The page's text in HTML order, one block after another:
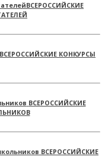
ВСЕРОССИЙСКИЕ
ВСЕРОССИЙСКИЕ КОНКУРСЫ
ВСЕРОССИЙСКИЕ
ВСЕРОССИЙСКИЕ